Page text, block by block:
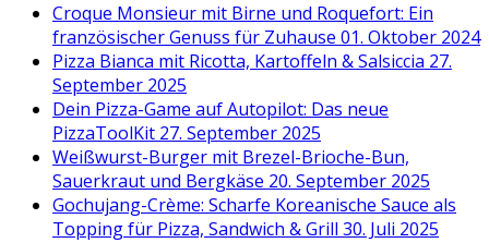
Croque Monsieur mit Birne und Roquefort: Ein
französischer Genuss für Zuhause 01. Oktober 2024
Pizza Bianca mit Ricotta, Kartoffeln & Salsiccia 27.
September 2025
Dein Pizza-Game auf Autopilot: Das neue
PizzaToolKit 27. September 2025
Weißwurst-Burger mit Brezel-Brioche-Bun,
Sauerkraut und Bergkäse 20. September 2025
Gochujang-Crème: Scharfe Koreanische Sauce als
Topping für Pizza, Sandwich & Grill 30. Juli 2025